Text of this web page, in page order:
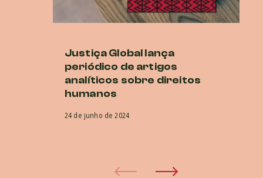
Justiça Global lança
periódico de artigos
analíticos sobre direitos
humanos
24 de junho de 2024